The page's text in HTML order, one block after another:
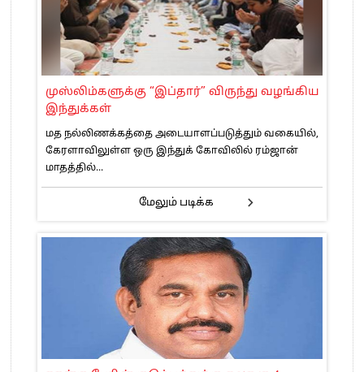
முஸ்லிம்களுக்கு “இப்தார்” விருந்து வழங்கிய
இந்துக்கள்
மத நல்லிணக்கத்தை அடையாளப்படுத்தும் வகையில்,
கேரளாவிலுள்ள ஒரு இந்துக் கோவிலில் ரம்ஜான்
மாதத்தில்...
மேலும் படிக்க